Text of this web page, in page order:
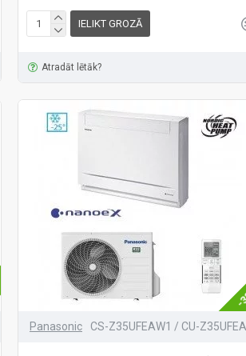
IELIKT GROZĀ
Atradāt lētāk?
-
Panasonic CS-Z35UFEAW1 / CU-